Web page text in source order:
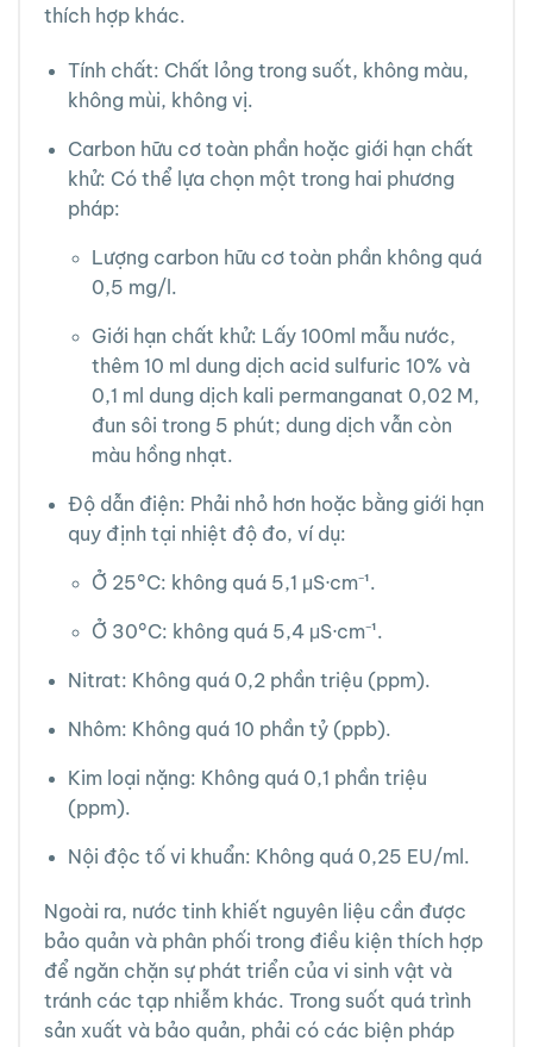
thích hợp khác.
Tính chất: Chất lỏng trong suốt, không màu,
không mùi, không vị.
Carbon hữu cơ toàn phần hoặc giới hạn chất
khử: Có thể lựa chọn một trong hai phương
pháp:
Lượng carbon hữu cơ toàn phần không quá
0,5 mg/l.
Giới hạn chất khử: Lấy 100ml mẫu nước,
thêm 10 ml dung dịch acid sulfuric 10% và
0,1 ml dung dịch kali permanganat 0,02 M,
đun sôi trong 5 phút; dung dịch vẫn còn
màu hồng nhạt.
Độ dẫn điện: Phải nhỏ hơn hoặc bằng giới hạn
quy định tại nhiệt độ đo, ví dụ:
Ở 25°C: không quá 5,1 μS·cm⁻¹.
Ở 30°C: không quá 5,4 μS·cm⁻¹.
Nitrat: Không quá 0,2 phần triệu (ppm).
Nhôm: Không quá 10 phần tỷ (ppb).
Kim loại nặng: Không quá 0,1 phần triệu
(ppm).
Nội độc tố vi khuẩn: Không quá 0,25 EU/ml.
Ngoài ra, nước tinh khiết nguyên liệu cần được
bảo quản và phân phối trong điều kiện thích hợp
để ngăn chặn sự phát triển của vi sinh vật và
tránh các tạp nhiễm khác. Trong suốt quá trình
sản xuất và bảo quản, phải có các biện pháp